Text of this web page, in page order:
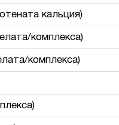
кальция)
комплекса)
комплекса)